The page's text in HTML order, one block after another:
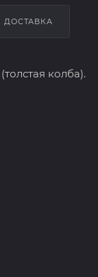
ДОСТАВКА
колба).